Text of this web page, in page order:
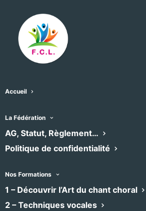
Accueil
La Fédération
AG, Statut, Règlement…
Politique de confidentialité
Nos Formations
1 – Découvrir l’Art du chant choral
2 – Techniques vocales
Adhésion à la
L’adhésion est prise par
portant le chœur ou par la
rattachement (cas d’une